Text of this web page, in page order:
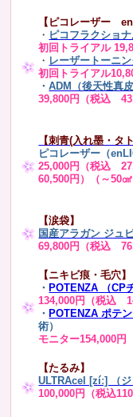
【ピコレーザー
・ ピコフラクショ
初回トライアル
・ レーザートーニ
初回トライアル
・ADM（後天性真
39,800円（税込
【刺青(入れ墨・タ
ピコレーザー（
25,000円（税込
60,500円）（～50
【涙袋】
国産アラガン ジュ
69,800円（税込
【ニキビ痕・毛穴】
・ POTENZA （CP
134,000円（税込
・ POTENZA ポテ
術）
モニター154,000円
【たるみ】
ULTRAcel [zíː] （ジ
100,000円（税込